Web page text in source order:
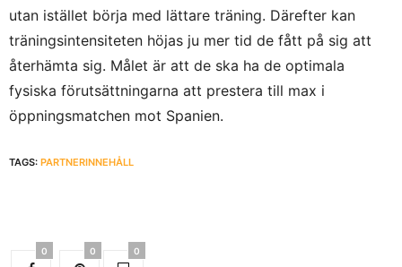
utan istället börja med lättare träning. Därefter kan
träningsintensiteten höjas ju mer tid de fått på sig att
återhämta sig. Målet är att de ska ha de optimala
fysiska förutsättningarna att prestera till max i
öppningsmatchen mot Spanien.
TAGS: PARTNERINNEHÅLL
0 0 0